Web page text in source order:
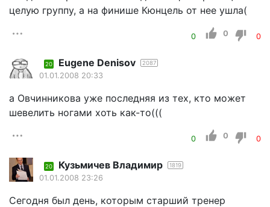
целую группу, а на финише Кюнцель от нее ушла(
0 0 0
20 Eugene Denisov 2087
01.01.2008 20:33
а Овчинникова уже последняя из тех, кто может
шевелить ногами хоть как-то(((
0 0 0
20 Кузьмичев Владимир 1819
01.01.2008 23:26
Сегодня был день, которым старший тренер